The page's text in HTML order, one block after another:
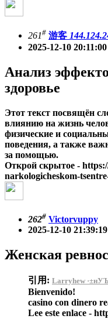
261# 游客
2025-12-10 20:11:00
Анализ
здоровье
Этот текст посвящён
влиянию на жизнь
физические и
поведения, а также
за помощью.
Открой скрытое -
narkologicheskom-
262# Victorvuppy
2025-12-10 21:39:19
Женская
引用: Larryhew
Bienvenido!
casino con dinero
Lee este enlace -